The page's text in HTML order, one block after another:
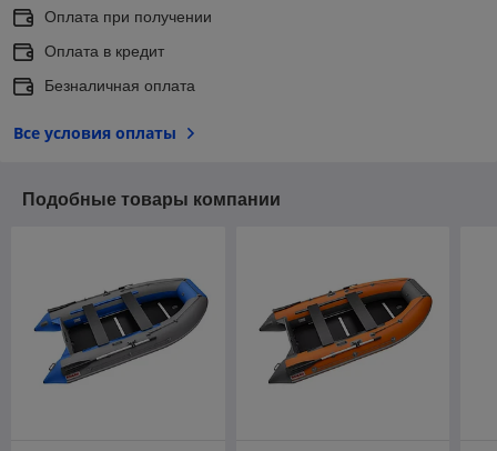
Оплата при получении
Оплата в кредит
Безналичная оплата
Все условия оплаты
Подобные товары компании